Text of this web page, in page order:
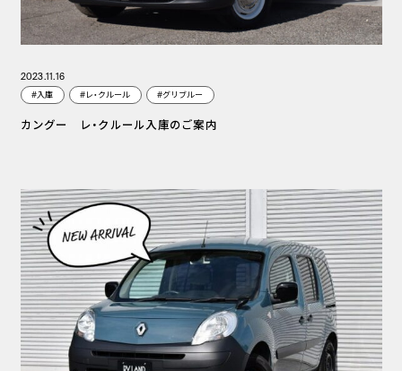
2023.11.16
#入庫 #レ・クルール #グリブルー
カングー レ・クルール入庫のご案内